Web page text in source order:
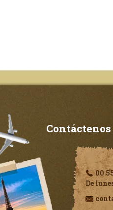
Contáctenos
00
De